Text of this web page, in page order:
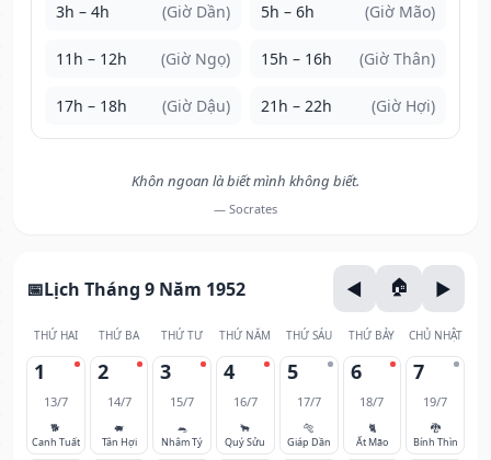
3h – 4h (Giờ Dần) 5h – 6h (Giờ Mão)
11h – 12h (Giờ Ngọ) 15h – 16h (Giờ Thân)
17h – 18h (Giờ Dậu) 21h – 22h (Giờ Hợi)
Khôn ngoan là biết mình không biết.
— Socrates
Lịch Tháng 9 Năm 1952
THỨ HAI THỨ BA THỨ TƯ THỨ NĂM THỨ SÁU THỨ BẢY CHỦ NHẬT
1
13/7
🐕
Canh Tuất
2
14/7
🐖
Tân Hợi
3
15/7
🐀
Nhâm Tý
4
16/7
🐂
Quý Sửu
5
17/7
🐅
Giáp Dần
6
18/7
🐈
Ất Mão
7
19/7
🐉
Bính Thìn